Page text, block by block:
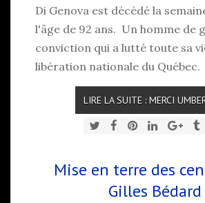
Di Genova est décédé la
l'âge de 92 ans. Un homme de
conviction qui a lutté toute sa
libération nationale du Québec.
LIRE LA SUITE : MERCI
Mise en terre des
Gilles Bédard